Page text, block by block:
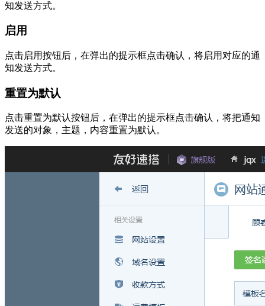
知发送方式。
启用
点击启用按钮后，在弹出的提示框点击确认，将启用对应的通
知发送方式。
重置为默认
点击重置为默认按钮后，在弹出的提示框点击确认，将把通知
发送的对象，主题，内容重置为默认。